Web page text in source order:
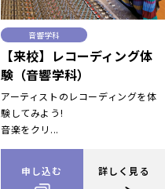
音響学科
【来校】レコーディング体
験（音響学科）
アーティストのレコーディングを体
験してみよう!
音楽をクリ...
申し込む 詳しく見る